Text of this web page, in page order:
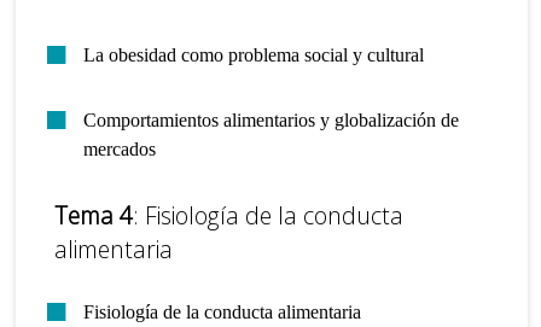
La obesidad como problema social y cultural
Comportamientos alimentarios y globalización de
mercados
Tema 4: Fisiología de la conducta
alimentaria
Fisiología de la conducta alimentaria